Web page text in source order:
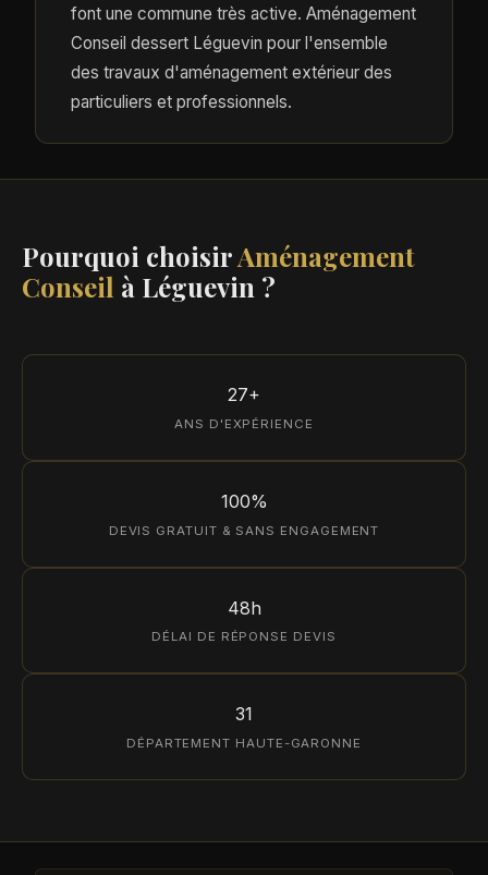
font une commune très active. Aménagement
Conseil dessert Léguevin pour l'ensemble
des travaux d'aménagement extérieur des
particuliers et professionnels.
Pourquoi choisirAménagement
Conseil à Léguevin ?
27+
ANS D'EXPÉRIENCE
100%
DEVIS GRATUIT & SANS ENGAGEMENT
48h
DÉLAI DE RÉPONSE DEVIS
31
DÉPARTEMENT HAUTE-GARONNE